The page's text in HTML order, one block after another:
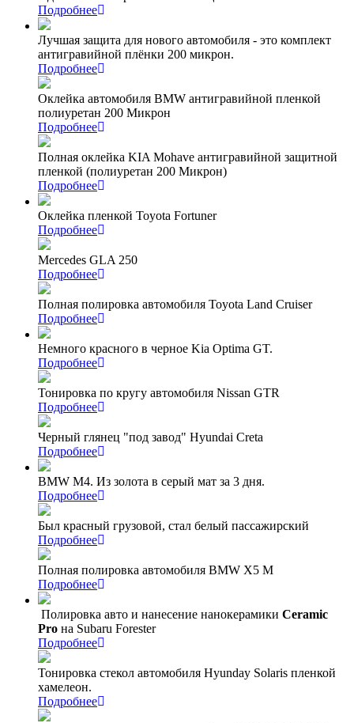
Подробнее
Лучшая защита для нового автомобиля - это комплект
антигравийной плёнки 200 микрон.
Подробнее
Оклейка автомобиля BMW антигравийной пленкой
полиуретан 200 Микрон
Подробнее
Полная оклейка KIA Mohave антигравийной защитной
пленкой (полиуретан 200 Микрон)
Подробнее
Оклейка пленкой Toyota Fortuner
Подробнее
Mercedes GLA 250
Подробнее
Полная полировка автомобиля Toyota Land Cruiser
Подробнее
Немного красного в черное Kia Optima GT.
Подробнее
Тонировка по кругу автомобиля Nissan GTR
Подробнее
Черный глянец "под завод" Hyundai Creta
Подробнее
BMW M4. Из золота в серый мат за 3 дня.
Подробнее
Был красный грузовой, стал белый пассажирский
Подробнее
Полная полировка автомобиля BMW X5 M
Подробнее
Полировка авто и нанесение нанокерамики Ceramic
Pro на Subaru Forester
Подробнее
Тонировка стекол автомобиля Hyunday Solaris пленкой
хамелеон.
Подробнее